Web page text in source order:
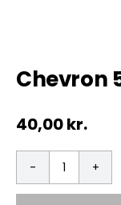
ØL & Spiritus
Andre Mærker
Tøj & Andre Varer
Chevron
40,00kr.
Chevron
5,5cm